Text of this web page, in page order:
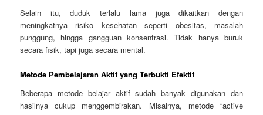
Selain itu, duduk terlalu lama juga dikaitkan dengan
meningkatnya risiko kesehatan seperti obesitas, masalah
punggung, hingga gangguan konsentrasi. Tidak hanya buruk
secara fisik, tapi juga secara mental.
Metode Pembelajaran Aktif yang Terbukti Efektif
Beberapa metode belajar aktif sudah banyak digunakan dan
hasilnya cukup menggembirakan. Misalnya, metode “active